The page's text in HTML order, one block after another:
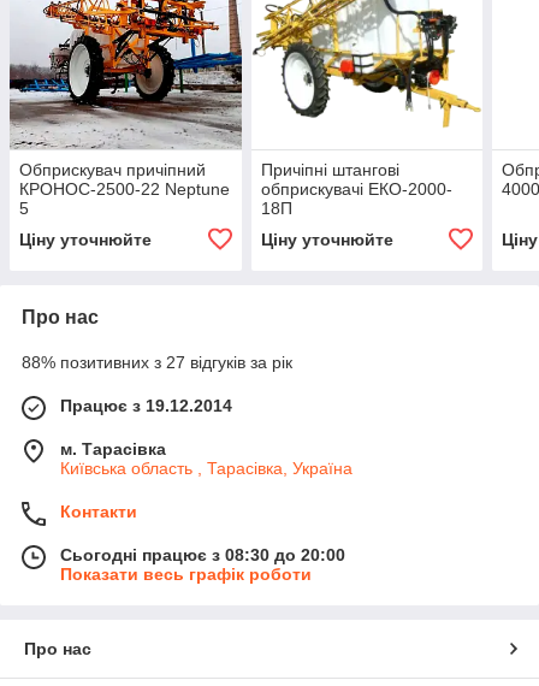
Обприскувач причіпний
КРОНОС-2500-22 Neptune
5
Ціну уточнюйте
Причіпні штангові
обприскувачі ЕКО-2000-
18П
Ціну уточнюйте
Про нас
88% позитивних з 27 відгуків за рік
Працює з 19.12.2014
м. Тарасівка
Київська область , Тарасівка, Україна
Контакти
Сьогодні працює з 08:30 до 20:00
Показати весь графік роботи
Про нас